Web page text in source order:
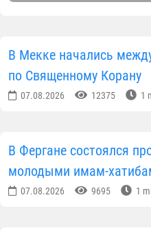
В Мекке начались
по Священному Корану
07.08.2026 12375 1
В Фергане состоялся
молодыми имам-
07.08.2026 9695 1